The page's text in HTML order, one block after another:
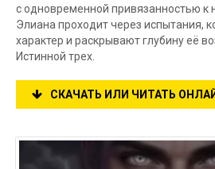
с одновременной привязанностью к
Элиана проходит через испытания,
характер и раскрывают глубину её
Истинной трех.
СКАЧАТЬ ИЛИ ЧИТАТЬ